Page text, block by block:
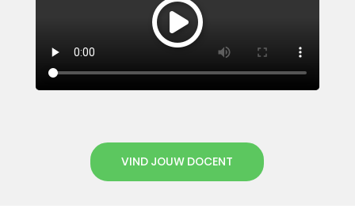
VIND JOUW DOCENT